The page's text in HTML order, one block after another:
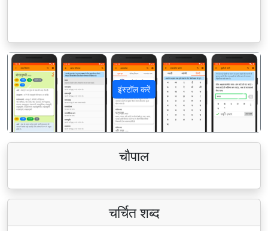
इंस्टॉल करें
पिछला अगला
चौपाल
चर्चित शब्द